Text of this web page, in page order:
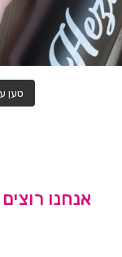
טען
אנחנו